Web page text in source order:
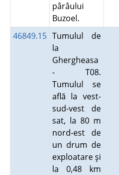
pârâului
Buzoel.
46849.15 Tumulul de
la
Ghergheasa
- T08.
Tumulul se
află la vest-
sud-vest de
sat, la 80 m
nord-est de
un drum de
exploatare şi
la 0,48 km